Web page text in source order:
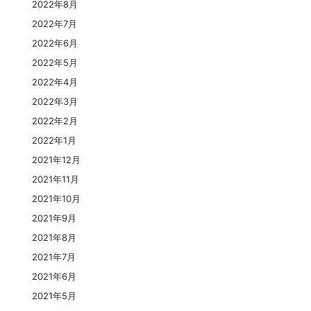
2022年8月
2022年7月
2022年6月
2022年5月
2022年4月
2022年3月
2022年2月
2022年1月
2021年12月
2021年11月
2021年10月
2021年9月
2021年8月
2021年7月
2021年6月
2021年5月